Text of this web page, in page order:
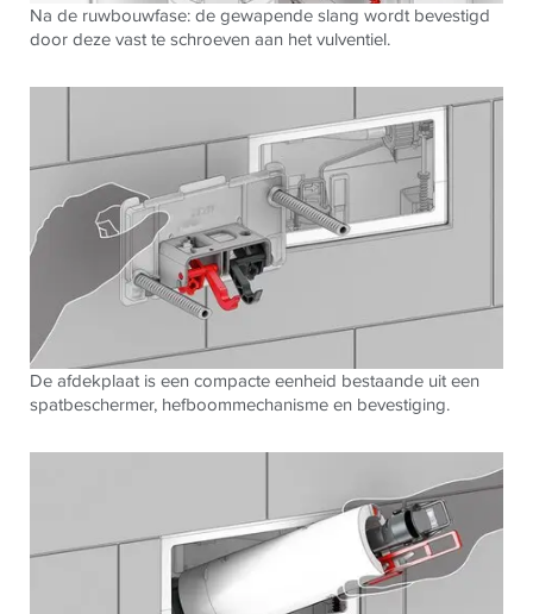
Na de ruwbouwfase: de gewapende slang wordt bevestigd
door deze vast te schroeven aan het vulventiel.
De afdekplaat is een compacte eenheid bestaande uit een
spatbeschermer, hefboommechanisme en bevestiging.